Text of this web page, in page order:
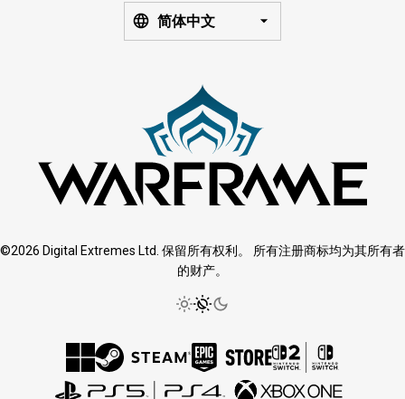
简体中文
©2026 Digital Extremes Ltd. 保留所有权利。 所有注册商标均为其所有者
的财产。